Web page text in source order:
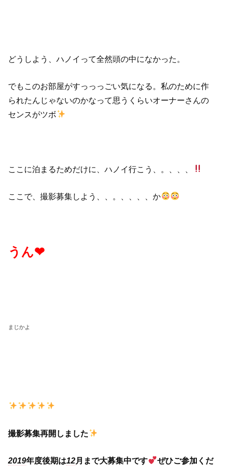
どうしよう、ハノイって全然頭の中になかった。
でもこのお部屋がすっっっごい気になる。私のために作
られたんじゃないのかなって思うくらいオーナーさんの
センスがツボ
ここに泊まるためだけに、ハノイ行こう、。、、、
ここで、撮影募集しよう、、。、、、、か
うん❤︎
まじかよ
撮影募集再開しました
2019年度後期は12月まで大募集中です
ぜひご参加くだ